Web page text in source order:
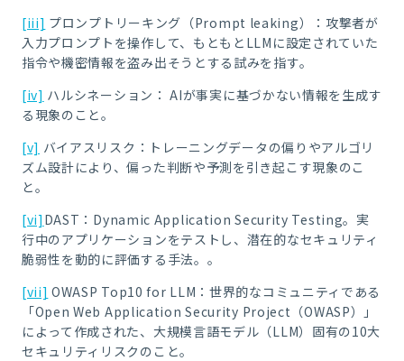
[iii] プロンプトリーキング（Prompt leaking）：攻撃者が
入力プロンプトを操作して、もともとLLMに設定されていた
指令や機密情報を盗み出そうとする試みを指す。
[iv] ハルシネーション： AIが事実に基づかない情報を生成す
る現象のこと。
[v] バイアスリスク：トレーニングデータの偏りやアルゴリ
ズム設計により、偏った判断や予測を引き起こす現象のこ
と。
[vi] DAST：Dynamic Application Security Testing。実
行中のアプリケーションをテストし、潜在的なセキュリティ
脆弱性を動的に評価する手法。。
[vii] OWASP Top10 for LLM：世界的なコミュニティである
「Open Web Application Security Project（OWASP）」
によって作成された、大規模言語モデル（LLM）固有の10大
セキュリティリスクのこと。